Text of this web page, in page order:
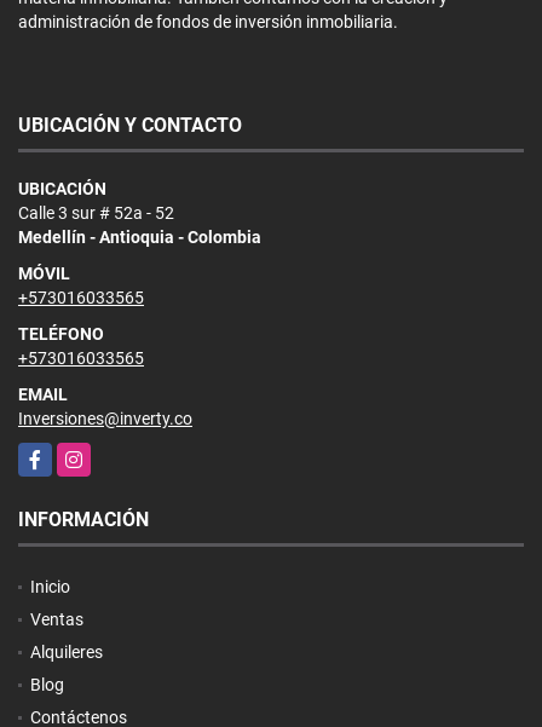
administración de fondos de inversión inmobiliaria.
UBICACIÓN Y CONTACTO
UBICACIÓN
Calle 3 sur # 52a - 52
Medellín - Antioquia - Colombia
MÓVIL
+573016033565
TELÉFONO
+573016033565
EMAIL
Inversiones@inverty.co
FacebookInstagram
INFORMACIÓN
Inicio
Ventas
Alquileres
Blog
Contáctenos